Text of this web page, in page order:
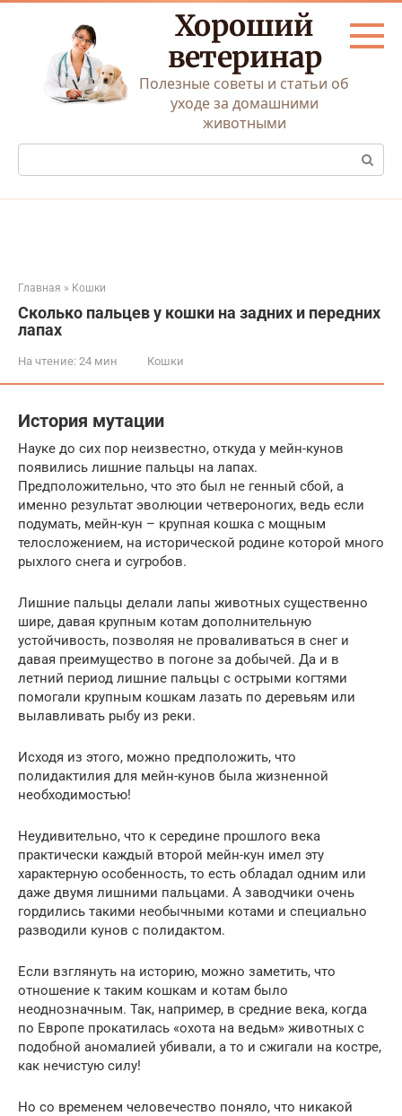
Перейти
Хороший
ветеринар
Полезные советы и статьи об
уходе за домашними
животными
Поиск:
Главная » Кошки
Сколько пальцев у кошки на задних и передних
лапах
На чтение: 24 мин Кошки
История мутации
Науке до сих пор неизвестно, откуда у мейн-кунов
появились лишние пальцы на лапах.
Предположительно, что это был не генный сбой, а
именно результат эволюции четвероногих, ведь если
подумать, мейн-кун – крупная кошка с мощным
телосложением, на исторической родине которой много
рыхлого снега и сугробов.
Лишние пальцы делали лапы животных существенно
шире, давая крупным котам дополнительную
устойчивость, позволяя не проваливаться в снег и
давая преимущество в погоне за добычей. Да и в
летний период лишние пальцы с острыми когтями
помогали крупным кошкам лазать по деревьям или
вылавливать рыбу из реки.
Исходя из этого, можно предположить, что
полидактилия для мейн-кунов была жизненной
необходимостью!
Неудивительно, что к середине прошлого века
практически каждый второй мейн-кун имел эту
характерную особенность, то есть обладал одним или
даже двумя лишними пальцами. А заводчики очень
гордились такими необычными котами и специально
разводили кунов с полидактом.
Если взглянуть на историю, можно заметить, что
отношение к таким кошкам и котам было
неоднозначным. Так, например, в средние века, когда
по Европе прокатилась «охота на ведьм» животных с
подобной аномалией убивали, а то и сжигали на костре,
как нечистую силу!
Но со временем человечество поняло, что никакой